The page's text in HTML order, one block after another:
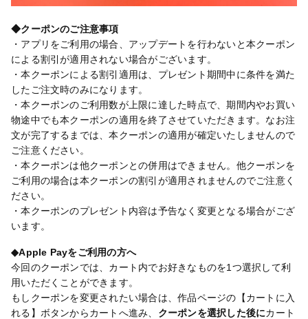
◆クーポンのご注意事項
・アプリをご利用の場合、アップデートを行わないと本クーポン
による割引が適用されない場合がございます。
・本クーポンによる割引適用は、プレゼント期間中に条件を満た
したご注文時のみになります。
・本クーポンのご利用数が上限に達した時点で、期間内やお買い
物途中でも本クーポンの適用を終了させていただきます。なお注
文が完了するまでは、本クーポンの適用が確定いたしませんので
ご注意ください。
・本クーポンは他クーポンとの併用はできません。他クーポンを
ご利用の場合は本クーポンの割引が適用されませんのでご注意く
ださい。
・本クーポンのプレゼント内容は予告なく変更となる場合がござ
います。
◆Apple Payをご利用の方へ
今回のクーポンでは、カート内でお好きなものを1つ選択して利
用いただくことができます。
もしクーポンを変更されたい場合は、作品ページの【カートに入
れる】ボタンからカートへ進み、 クーポンを選択した後にカート